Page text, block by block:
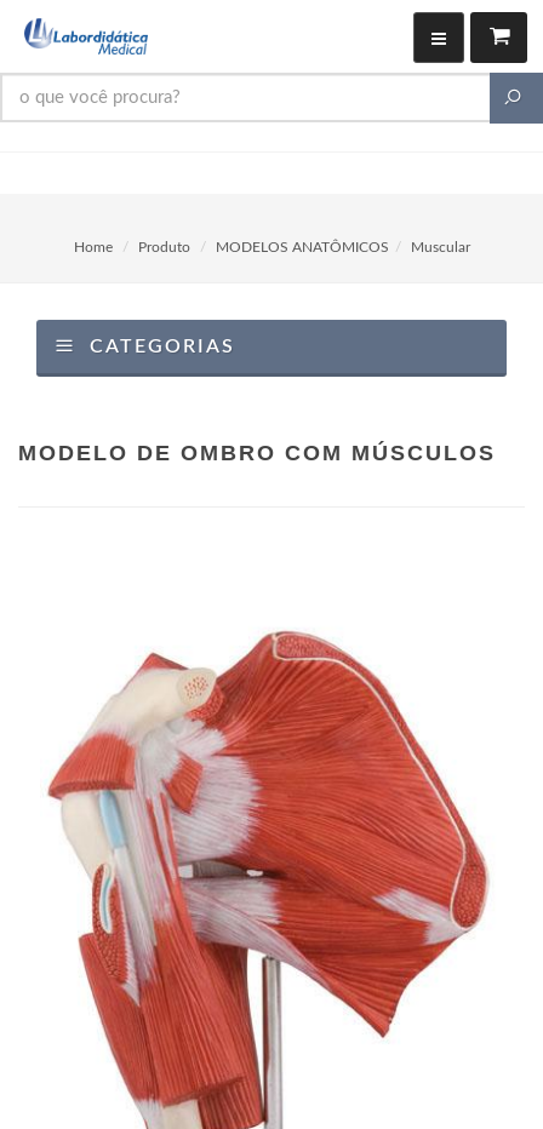
Home Produto MODELOS ANATÔMICOS Muscular
CATEGORIAS
MODELO DE OMBRO COM MÚSCULOS